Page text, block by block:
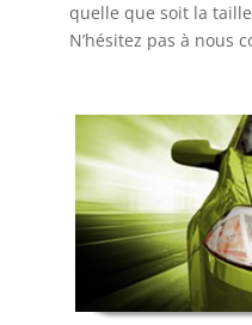
quelle que soit la
N’hésitez pas à nous